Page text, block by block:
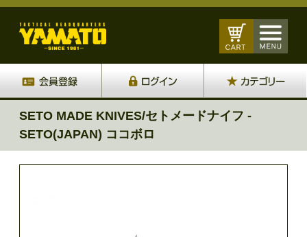
SETO MADE KNIVES/セトメードナイフ -
SETO(JAPAN) ココボロ